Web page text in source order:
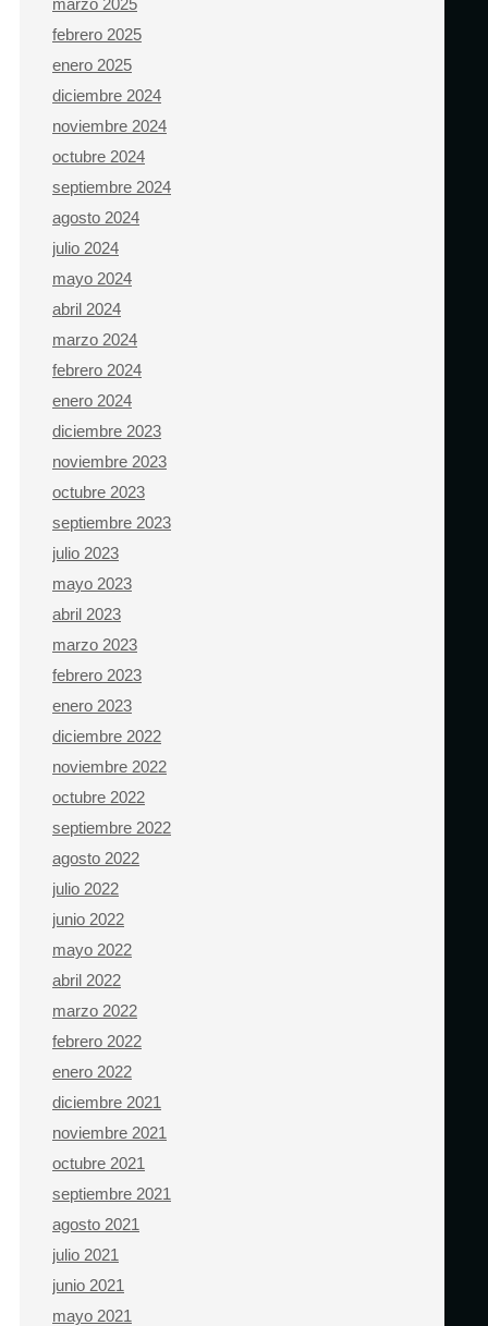
marzo 2025
febrero 2025
enero 2025
diciembre 2024
noviembre 2024
octubre 2024
septiembre 2024
agosto 2024
julio 2024
mayo 2024
abril 2024
marzo 2024
febrero 2024
enero 2024
diciembre 2023
noviembre 2023
octubre 2023
septiembre 2023
julio 2023
mayo 2023
abril 2023
marzo 2023
febrero 2023
enero 2023
diciembre 2022
noviembre 2022
octubre 2022
septiembre 2022
agosto 2022
julio 2022
junio 2022
mayo 2022
abril 2022
marzo 2022
febrero 2022
enero 2022
diciembre 2021
noviembre 2021
octubre 2021
septiembre 2021
agosto 2021
julio 2021
junio 2021
mayo 2021